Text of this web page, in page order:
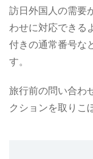
訪日外国人の需要
わせに対応できる
付きの通常番号な
す。
旅行前の問い合わ
クションを取りこ